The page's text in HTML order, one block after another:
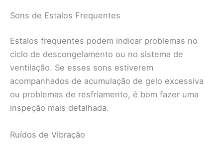
Sons de Estalos Frequentes
Estalos frequentes podem indicar problemas no
ciclo de descongelamento ou no sistema de
ventilação. Se esses sons estiverem
acompanhados de acumulação de gelo excessiva
ou problemas de resfriamento, é bom fazer uma
inspeção mais detalhada.
Ruídos de Vibração